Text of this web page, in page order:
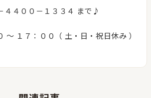
４４００－１３３４ まで♪
〜 １７：００（ 土・日・祝日休み ）